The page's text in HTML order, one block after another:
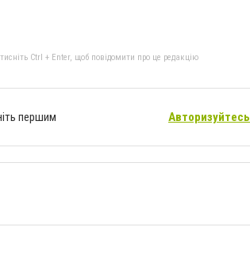
Ctrl + Enter, щоб повідомити про це редакцію
першим Авторизуйтесь